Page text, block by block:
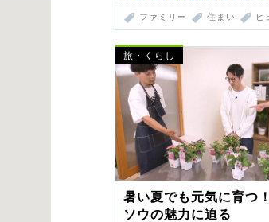
ファミリー 住まい ヒ
旅・くらし
暑い夏でも元気に育つ
ソウの魅力に迫る